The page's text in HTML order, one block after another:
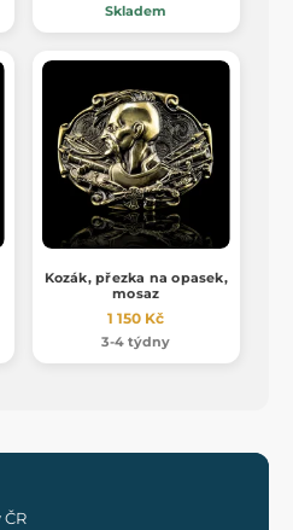
Skladem
Kozák, přezka na opasek,
mosaz
1 150 Kč
3-4 týdny